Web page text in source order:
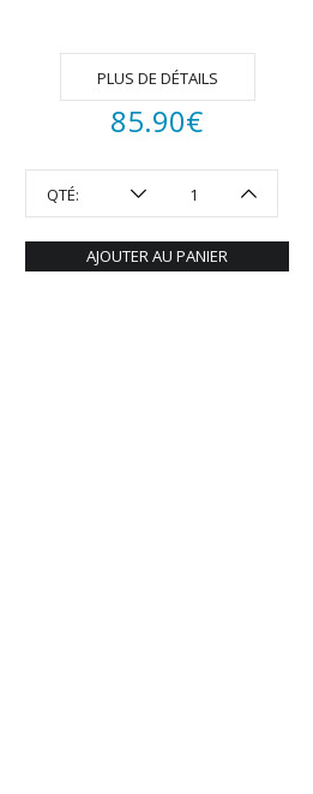
PLUS DE DÉTAILS
85.90€
QTÉ:
AJOUTER AU PANIER